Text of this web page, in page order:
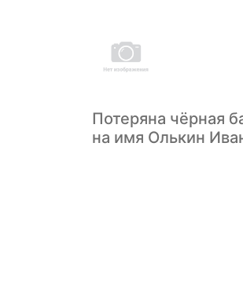
Потеряна чёрная
на имя Олькин